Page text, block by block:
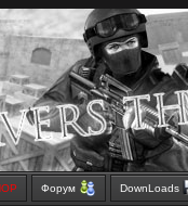
Форум DownLoads